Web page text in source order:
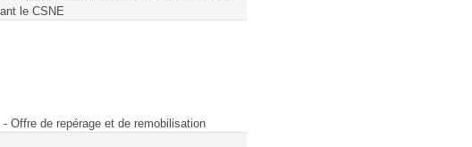
le CSNE
Offre de repérage et de remobilisation